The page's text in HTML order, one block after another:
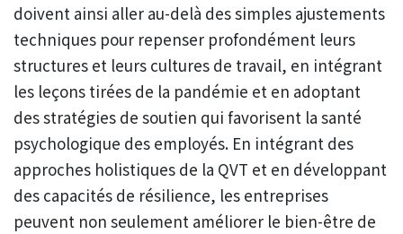
doivent ainsi aller au-delà des simples ajustements
techniques pour repenser profondément leurs
structures et leurs cultures de travail, en intégrant
les leçons tirées de la pandémie et en adoptant
des stratégies de soutien qui favorisent la santé
psychologique des employés. En intégrant des
approches holistiques de la QVT et en développant
des capacités de résilience, les entreprises
peuvent non seulement améliorer le bien-être de